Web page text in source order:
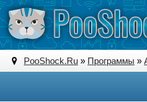
PooShock.Ru » Программы »